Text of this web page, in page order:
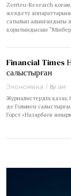
Zerrteu-Research
желдету
сатылып алынғандығы
қорытындысын
Financial Times
салыстырған
Экономика / Қоғам
Журналистердің
де Гольмен
Горст «Назарбаев